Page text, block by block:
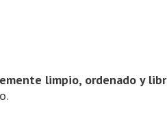
limpio, ordenado y